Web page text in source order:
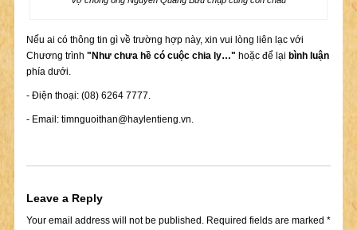
Nếu ai có thông tin gì về trường hợp này, xin vui lòng liên lạc với
Chương trình "Như chưa hề có cuộc chia ly…" hoặc để lại bình luận
phía dưới.
- Điện thoại: (08) 6264 7777.
- Email: timnguoithan@haylentieng.vn.
Leave a Reply
Your email address will not be published.Required fields are marked *